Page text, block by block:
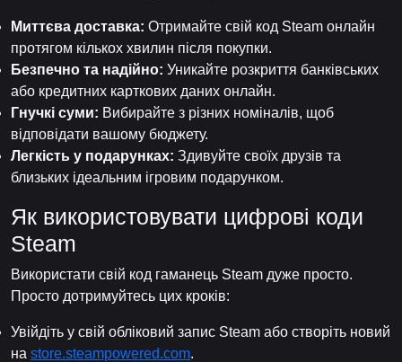
Миттєва доставка: Отримайте свій код Steam онлайн
протягом кількох хвилин після покупки.
Безпечно та надійно: Уникайте розкриття банківських
або кредитних карткових даних онлайн.
Гнучкі суми: Вибирайте з різних номіналів, щоб
відповідати вашому бюджету.
Легкість у подарунках: Здивуйте своїх друзів та
близьких ідеальним ігровим подарунком.
Як використовувати цифрові коди
Steam
Використати свій код гаманець Steam дуже просто.
Просто дотримуйтесь цих кроків:
Увійдіть у свій обліковий запис Steam або створіть новий
на store.steampowered.com.